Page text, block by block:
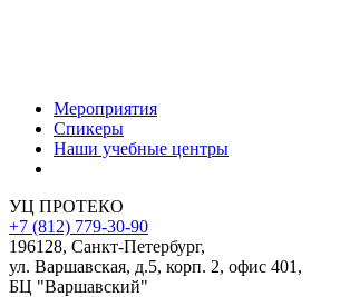
Мероприятия
Спикеры
Наши учебные центры
УЦ ПРОТЕКО
+7 (812) 779-30-90
196128, Санкт-Петербург,
ул. Варшавская, д.5, корп. 2, офис 401,
БЦ "Варшавский"